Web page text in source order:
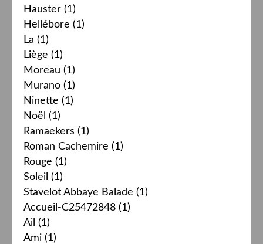
Hauster (1)
Hellébore (1)
La (1)
Liège (1)
Moreau (1)
Murano (1)
Ninette (1)
Noël (1)
Ramaekers (1)
Roman Cachemire (1)
Rouge (1)
Soleil (1)
Stavelot Abbaye Balade (1)
Accueil-C25472848 (1)
Ail (1)
Ami (1)